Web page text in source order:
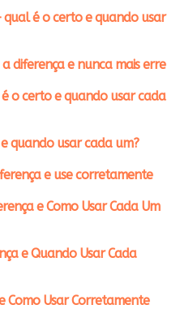
é o certo e quando usar
diferença e nunca mais erre
o certo e quando usar cada
quando usar cada um?
e use corretamente
e Como Usar Cada Um
e Quando Usar Cada
Como Usar Corretamente